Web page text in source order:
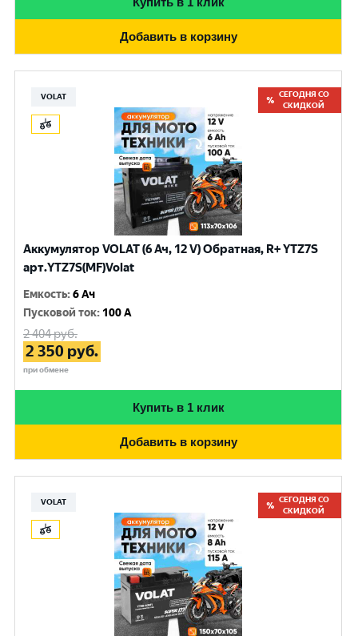
Добавить в корзину
VOLAT
СЕГОДНЯ СО
СКИДКОЙ
Аккумулятор VOLAT (6 Ач, 12 V) Обратная, R+ YTZ7S
арт.YTZ7S(MF)Volat
Емкость:6 Ач
Пусковой ток: 100 A
2 404руб.
2 350 руб.
при обмене
Купить в 1 клик
Добавить в корзину
VOLAT
СЕГОДНЯ СО
СКИДКОЙ